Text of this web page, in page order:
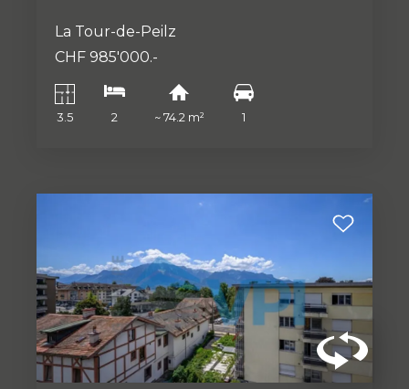
La Tour-de-Peilz
CHF 985'000.-
3.5 2 ~ 74.2 m² 1